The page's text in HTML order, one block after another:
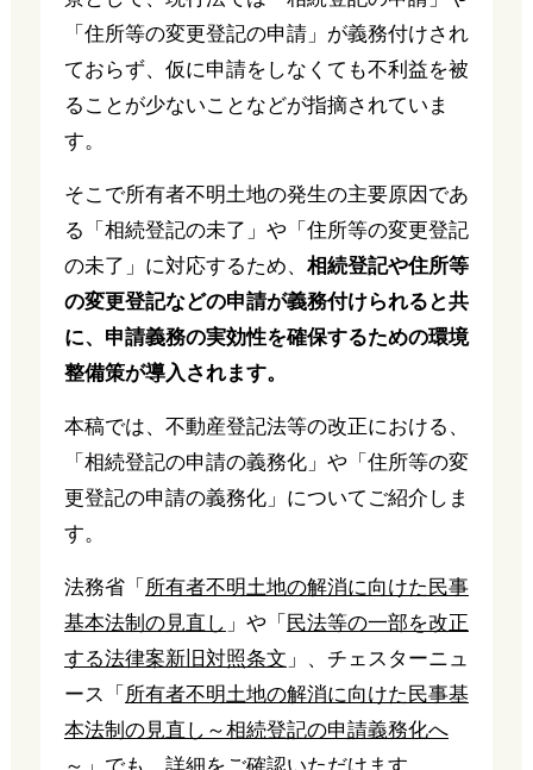
「住所等の変更登記の申請」が義務付けされ
ておらず、仮に申請をしなくても不利益を被
ることが少ないことなどが指摘されていま
す。
そこで所有者不明土地の発生の主要原因であ
る「相続登記の未了」や「住所等の変更登記
の未了」に対応するため、 相続登記や住所等
の変更登記などの申請が義務付けられると共
に、申請義務の実効性を確保するための環境
整備策が導入されます。
本稿では、不動産登記法等の改正における、
「相続登記の申請の義務化」や「住所等の変
更登記の申請の義務化」についてご紹介しま
す。
法務省「 所有者不明土地の解消に向けた民事
基本法制の見直し 」や「 民法等の一部を改正
する法律案新旧対照条文 」、チェスターニュ
ース「 所有者不明土地の解消に向けた民事基
本法制の見直し～相続登記の申請義務化へ